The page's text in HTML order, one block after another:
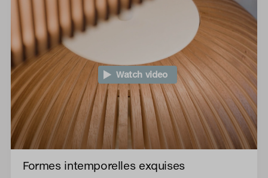
Watch video
Formes intemporelles exquises